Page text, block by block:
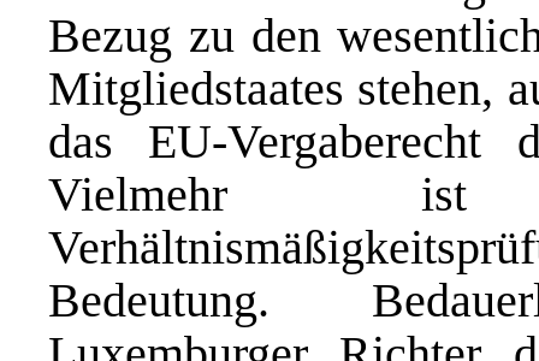
Bezug zu den
Mitgliedstaates stehen,
das EU-Vergaberecht
Vielmehr ist
Bedeutung.